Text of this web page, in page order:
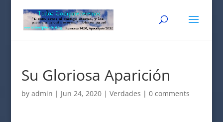
Su Gloriosa Aparición
by admin | Jun 24, 2020| Verdades | 0 comments